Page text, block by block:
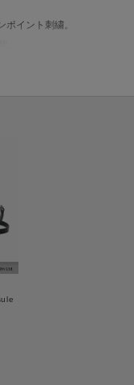
イント刺繍。
・メナス（エピソード
り、暗闇で光ります。
ムをベースに、アソビ心
ツ
Collection アオリミニショル